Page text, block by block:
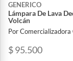
GENERICO
Lámpara De Lava
Volcán
Por Comercializadora
$ 95.500